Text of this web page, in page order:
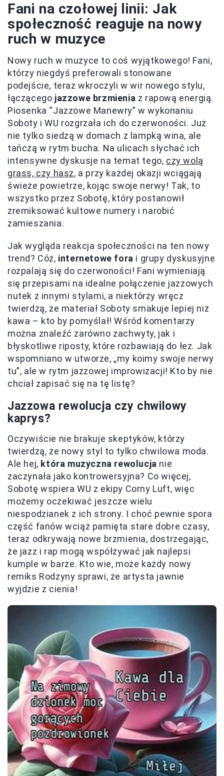
Fani na czołowej linii: Jak
społeczność reaguje na nowy
ruch w muzyce
Nowy ruch w muzyce to coś wyjątkowego! Fani,
którzy niegdyś preferowali stonowane
podejście, teraz wkroczyli w wir nowego stylu,
łączącego jazzowe brzmienia z rapową energią.
Piosenka “Jazzowe Manewry” w wykonaniu
Soboty i WU rozgrzała ich do czerwoności. Już
nie tylko siedzą w domach z lampką wina, ale
tańczą w rytm bucha. Na ulicach słychać ich
intensywne dyskusje na temat tego, czy wolą
grass, czy hasz, a przy każdej okazji wciągają
świeże powietrze, kojąc swoje nerwy! Tak, to
wszystko przez Sobotę, który postanowił
zremiksować kultowe numery i narobić
zamieszania.
Jak wygląda reakcja społeczności na ten nowy
trend? Cóż, internetowe fora i grupy dyskusyjne
rozpalają się do czerwoności! Fani wymieniają
się przepisami na idealne połączenie jazzowych
nutek z innymi stylami, a niektórzy wręcz
twierdzą, że materiał Soboty smakuje lepiej niż
kawa – kto by pomyślał! Wśród komentarzy
można znaleźć zarówno zachwyty, jak i
błyskotliwe riposty, które rozbawiają do łez. Jak
wspomniano w utworze, „my koimy swoje nerwy
tu”, ale w rytm jazzowej improwizacji! Kto by nie
chciał zapisać się na tę listę?
Jazzowa rewolucja czy chwilowy
kaprys?
Oczywiście nie brakuje skeptyków, którzy
twierdzą, że nowy styl to tylko chwilowa moda.
Ale hej, która muzyczna rewolucja nie
zaczynała jako kontrowersyjna? Co więcej,
Sobotę wspiera WU z ekipy Corny Luft, więc
możemy oczekiwać jeszcze wielu
niespodzianek z ich strony. I choć pewnie spora
część fanów wciąż pamięta stare dobre czasy,
teraz odkrywają nowe brzmienia, dostrzegając,
że jazz i rap mogą współżywać jak najlepsi
kumple w barze. Kto wie, może każdy nowy
remiks Rodzyny sprawi, że artysta jawnie
wyjdzie z cienia!